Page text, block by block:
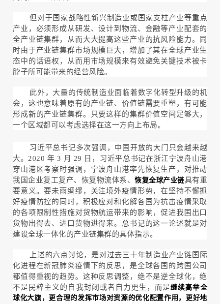
但对于国家战略性新兴制造业或国家支柱产业等重点
产业，必须形成从研发、设计到物流、金融等产业配套的
全产业链集群，从而大大提高这些产业的抗风险能力。同
时由于产业链集群市场规模巨大，增加了其在全球产业生
态中的话语权，从而用市场规模来有效避免关键技术被卡
脖子所可能带来的经营风险。
此外，大量的传统制造业面临着数字化转型升级的机
会，这也意味着原有的产业链、价值链需要重塑，有可能
形成新的产业链集群。只要这样的集群价值空间足够大，
一个区域都可以考虑选择在这一方向上布局。
习近平总书记多次强调，中国开放的大门只会越来越
大。2020 年 3 月 29 日，习近平总书记在浙江宁波舟山港
穿山港区考察时强调，宁波舟山港率先恢复生产，对推动
我国企业复工复产、恢复物流体系、 恢复全球产业链具有重
要意义。要未雨绸缪，关注境外疫情形势，在坚持不懈抓
好疫情防控的同时，积极应对和化解各国为抗击疫情采取
的各项限制性措施对货物航运带来的影响，促进我国出口
货物出得去、进口货物进得来。总书记的这一论述就是对
建设全球一体化的产业链集群的具体指示。
上述的六点讨论，是对过去三十年制造业产业链国际
化进程在新冠肺炎疫情下的反思，是全球各国的跨国公司
都值得重视的趋势。这种反思调整，绝不是逆全球化，绝
不是民粹主义的自我封闭或者自力更生，而是继续高举全
球化大旗，更合理的发挥市场对资源的优化配置作用，更好地